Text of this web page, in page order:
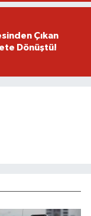
Çıkan
Dönüştü!